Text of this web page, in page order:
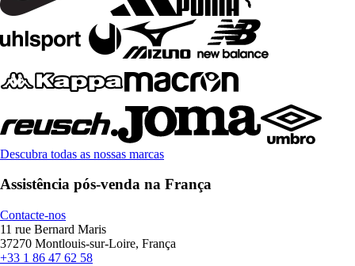
Descubra todas as nossas marcas
Assistência pós-venda na França
Contacte-nos
11 rue Bernard Maris
37270 Montlouis-sur-Loire, França
+33 1 86 47 62 58